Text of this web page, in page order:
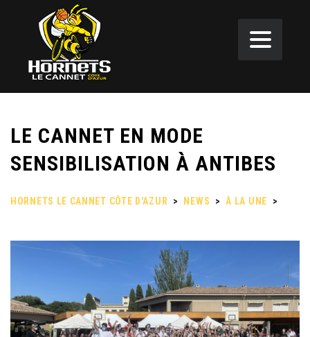
LE CANNET EN MODE
SENSIBILISATION À ANTIBES
HORNETS LE CANNET CÔTE D'AZUR > NEWS > À LA UNE >